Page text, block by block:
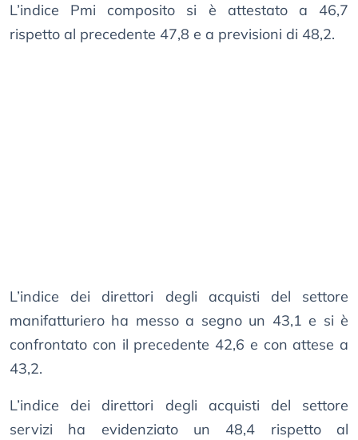
L’indice Pmi composito si è attestato a 46,7
rispetto al precedente 47,8 e a previsioni di 48,2.
L’indice dei direttori degli acquisti del settore
manifatturiero ha messo a segno un 43,1 e si è
confrontato con il precedente 42,6 e con attese a
43,2.
L’indice dei direttori degli acquisti del settore
servizi ha evidenziato un 48,4 rispetto al